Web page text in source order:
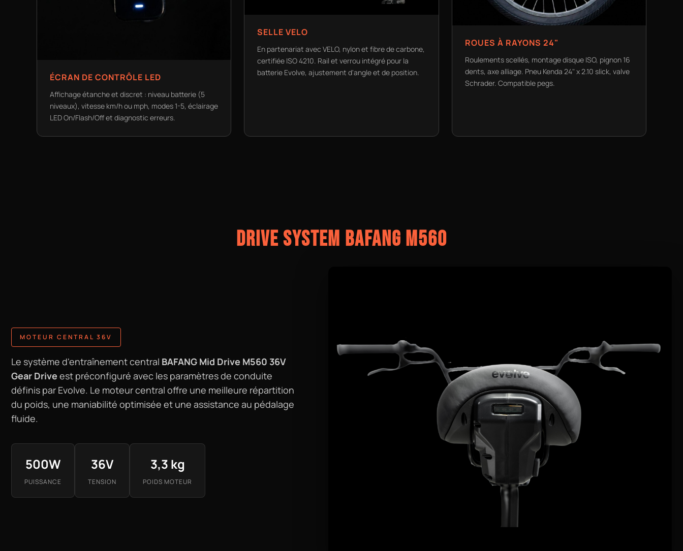
ÉCRAN DE CONTRÔLE LED
Affichage étanche et discret : niveau batterie (5
niveaux), vitesse km/h ou mph, modes 1-5, éclairage
LED On/Flash/Off et diagnostic erreurs.
SELLE VELO
En partenariat avec VELO, nylon et fibre de carbone,
certifiée ISO 4210. Rail et verrou intégré pour la
batterie Evolve, ajustement d'angle et de position.
ROUES À RAYONS 24"
Roulements scellés, montage disque ISO, pignon 16
dents, axe alliage. Pneu Kenda 24" x 2.10 slick, valve
Schrader. Compatible pegs.
DRIVE SYSTEM BAFANG M560
MOTEUR CENTRAL 36V
Le système d'entraînement central BAFANG Mid Drive M560 36V
Gear Drive est préconfiguré avec les paramètres de conduite
définis par Evolve. Le moteur central offre une meilleure répartition
du poids, une maniabilité optimisée et une assistance au pédalage
fluide.
500W
PUISSANCE
36V
TENSION
3,3 kg
POIDS MOTEUR